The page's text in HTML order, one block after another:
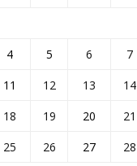
4
5 6 7
11
12 13 14
18
19 20 21
25
26 27
28